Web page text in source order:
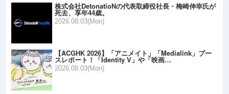
株式会社DetonatioNの代表取締役社長・梅崎伸幸氏が
死去、享年44歳。
2026.08.03(Mon)
【ACGHK 2026】「アニメイト」「Medialink」ブー
スレポート！「Identity V」や「映画…
2026.08.03(Mon)